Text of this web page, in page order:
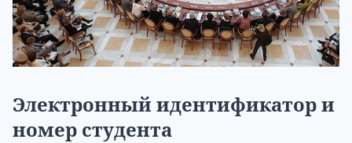
Электронный идентификатор и
номер студента